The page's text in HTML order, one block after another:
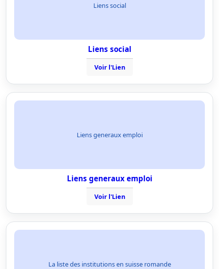
Liens social
Liens social
Voir l'Lien
Liens generaux emploi
Liens generaux emploi
Voir l'Lien
La liste des institutions en suisse romande